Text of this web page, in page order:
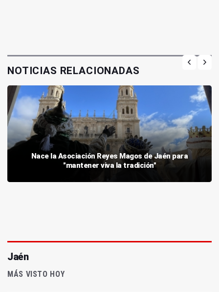
NOTICIAS RELACIONADAS
Nace la Asociación Reyes Magos de Jaén para
"mantener viva la tradición"
Jaén
MÁS VISTO HOY